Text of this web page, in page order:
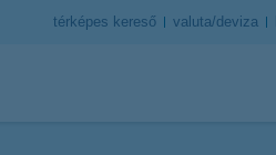
térképes kereső valuta/deviza